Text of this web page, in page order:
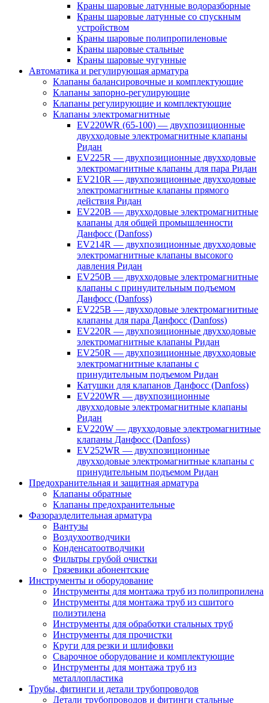
Краны шаровые латунные водоразборные
Краны шаровые латунные со спускным
устройством
Краны шаровые полипропиленовые
Краны шаровые стальные
Краны шаровые чугунные
Автоматика и регулирующая арматура
Клапаны балансировочные и комплектующие
Клапаны запорно-регулирующие
Клапаны регулирующие и комплектующие
Клапаны электромагнитные
EV220WR (65-100) — двухпозиционные
двухходовые электромагнитные клапаны
Ридан
EV225R — двухпозиционные двухходовые
электромагнитные клапаны для пара Ридан
EV210R — двухпозиционные двухходовые
электромагнитные клапаны прямого
действия Ридан
EV220B — двухходовые электромагнитные
клапаны для общей промышленности
Данфосс (Danfoss)
EV214R — двухпозиционные двухходовые
электромагнитные клапаны высокого
давления Ридан
EV250B — двухходовые электромагнитные
клапаны с принудительным подъемом
Данфосс (Danfoss)
EV225B — двухходовые электромагнитные
клапаны для пара Данфосс (Danfoss)
EV220R — двухпозиционные двухходовые
электромагнитные клапаны Ридан
EV250R — двухпозиционные двухходовые
электромагнитные клапаны с
принудительным подъемом Ридан
Катушки для клапанов Данфосс (Danfoss)
EV220WR — двухпозиционные
двухходовые электромагнитные клапаны
Ридан
EV220W — двухходовые электромагнитные
клапаны Данфосс (Danfoss)
EV252WR — двухпозиционные
двухходовые электромагнитные клапаны с
принудительным подъемом Ридан
Предохранительная и защитная арматура
Клапаны обратные
Клапаны предохранительные
Фазоразделительная арматура
Вантузы
Воздухоотводчики
Конденсатоотводчики
Фильтры грубой очистки
Грязевики абонентские
Инструменты и оборудование
Инструменты для монтажа труб из полипропилена
Инструменты для монтажа труб из сшитого
полиэтилена
Инструменты для обработки стальных труб
Инструменты для прочистки
Круги для резки и шлифовки
Сварочное оборудование и комплектующие
Инструменты для монтажа труб из
металлопластика
Трубы, фитинги и детали трубопроводов
Детали трубопроводов и фитинги стальные